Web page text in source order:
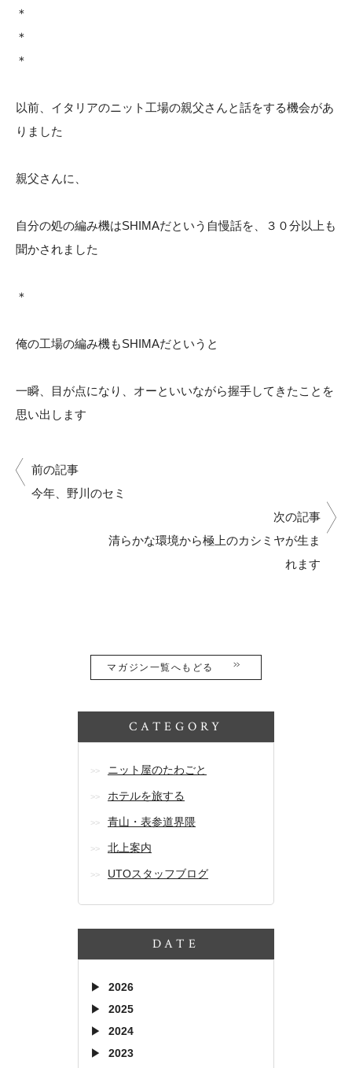
＊
＊
＊
以前、イタリアのニット工場の親父さんと話をする機会があ
りました
親父さんに、
自分の処の編み機はSHIMAだという自慢話を、３０分以上も
聞かされました
＊
俺の工場の編み機もSHIMAだというと
一瞬、目が点になり、オーといいながら握手してきたことを
思い出します
前の記事
今年、野川のセミ
次の記事
清らかな環境から極上のカシミヤが生ま
れます
マガジン一覧へもどる
CATEGORY
ニット屋のたわごと
ホテルを旅する
青山・表参道界隈
北上案内
UTOスタッフブログ
DATE
2026
2025
2024
2023